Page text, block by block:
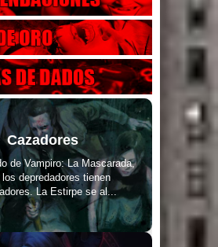
Cazadores
de Vampiro: La Mascarada,
los depredadores tienen
La Estirpe se al...